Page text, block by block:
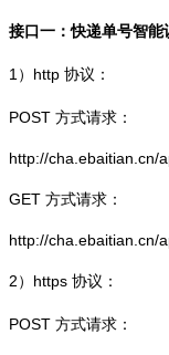
接口一：快递单号智能
1） http 协议：
POST 方式请求：
http://cha.ebaitian.cn/
GET 方式请求：
http://cha.ebaitian.cn/
2） https 协议：
POST 方式请求：